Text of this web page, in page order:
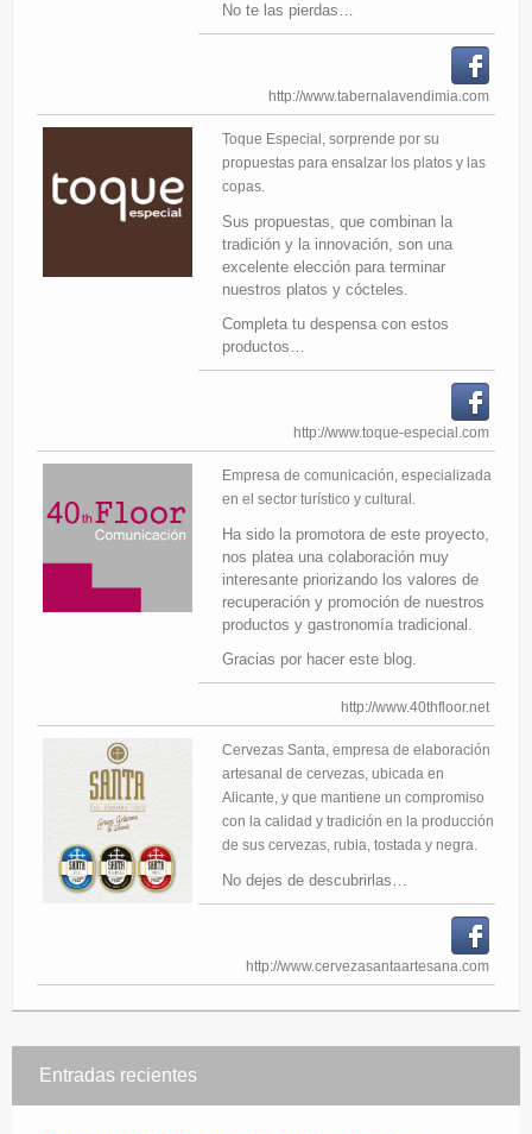
No te las pierdas…
http://www.tabernalavendimia.com
Toque Especial, sorprende por su
propuestas para ensalzar los platos y las
copas.
Sus propuestas, que combinan la
tradición y la innovación, son una
excelente elección para terminar
nuestros platos y cócteles.
Completa tu despensa con estos
productos…
http://www.toque-especial.com
Empresa de comunicación, especializada
en el sector turístico y cultural.
Ha sido la promotora de este proyecto,
nos platea una colaboración muy
interesante priorizando los valores de
recuperación y promoción de nuestros
productos y gastronomía tradicional.
Gracias por hacer este blog.
http://www.40thfloor.net
Cervezas Santa, empresa de elaboración
artesanal de cervezas, ubicada en
Alicante, y que mantiene un compromiso
con la calidad y tradición en la producción
de sus cervezas, rubia, tostada y negra.
No dejes de descubrirlas…
http://www.cervezasantaartesana.com
Entradas recientes